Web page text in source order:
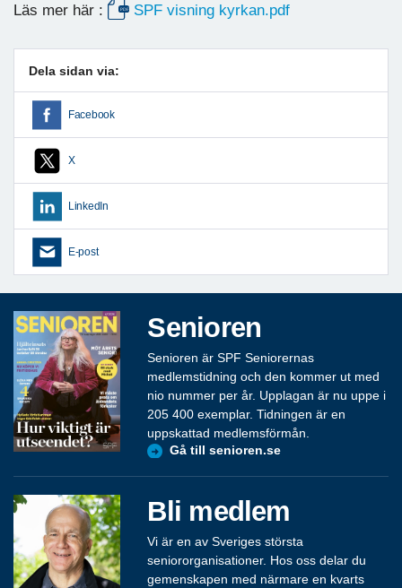
Läs mer här : SPF visning kyrkan.pdf
Dela sidan via:
Facebook
X
LinkedIn
E-post
Senioren
Senioren är SPF Seniorernas
medlemstidning och den kommer ut med
nio nummer per år. Upplagan är nu uppe i
205 400 exemplar. Tidningen är en
uppskattad medlemsförmån.
Gå till senioren.se
Bli medlem
Vi är en av Sveriges största
seniororganisationer. Hos oss delar du
gemenskapen med närmare en kvarts